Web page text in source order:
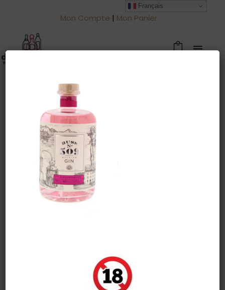
Mon Compte | Mon Panier
Warning: Trying to access array offset
on value of type null in
/htdocs/drinkjullien.be/wp-
content/themes/oshin/content.php
on line28
Français